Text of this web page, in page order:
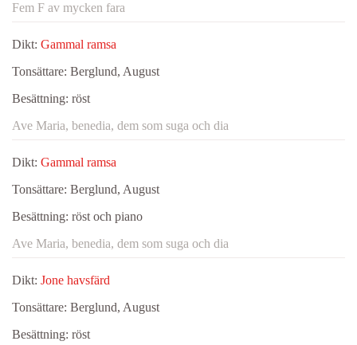
Fem F av mycken fara
Dikt: Gammal ramsa
Tonsättare: Berglund, August
Besättning: röst
Ave Maria, benedia, dem som suga och dia
Dikt: Gammal ramsa
Tonsättare: Berglund, August
Besättning: röst och piano
Ave Maria, benedia, dem som suga och dia
Dikt: Jone havsfärd
Tonsättare: Berglund, August
Besättning: röst